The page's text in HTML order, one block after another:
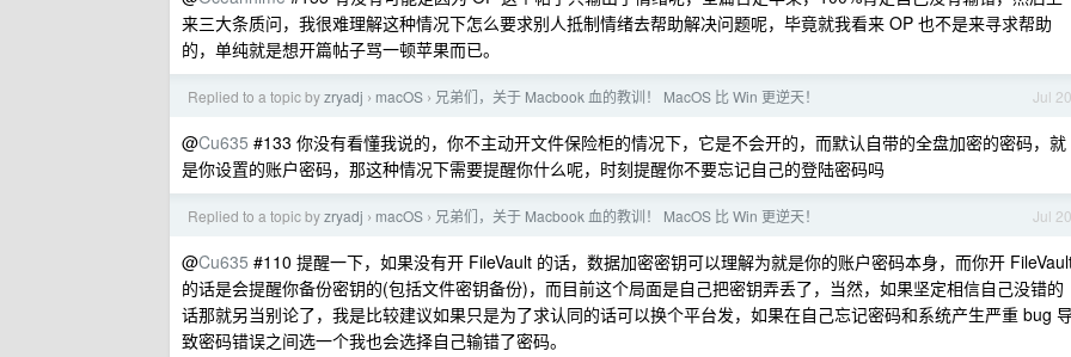
来三大条质问，我很难理解这种情况下怎么要求别人抵制情绪去帮助解决问题呢，毕竟就我看来 OP 也不是来寻求帮助
的，单纯就是想开篇帖子骂一顿苹果而已。
Jul 20
Replied to a topic byzryadj › macOS › 兄弟们，关于 Macbook 血的教训！ MacOS 比 Win 更逆天！
@Cu635 #133 你没有看懂我说的，你不主动开文件保险柜的情况下，它是不会开的，而默认自带的全盘加密的密码，就
是你设置的账户密码，那这种情况下需要提醒你什么呢，时刻提醒你不要忘记自己的登陆密码吗
Jul 20
Replied to a topic byzryadj › macOS › 兄弟们，关于 Macbook 血的教训！ MacOS 比 Win 更逆天！
@Cu635 #110 提醒一下，如果没有开 FileVault 的话，数据加密密钥可以理解为就是你的账户密码本身，而你开
的话是会提醒你备份密钥的(包括文件密钥备份)，而目前这个局面是自己把密钥弄丢了，当然，如果坚定相信自己没错的
话那就另当别论了，我是比较建议如果只是为了求认同的话可以换个平台发，如果在自己忘记密码和系统产生严重 bug
致密码错误之间选一个我也会选择自己输错了密码。